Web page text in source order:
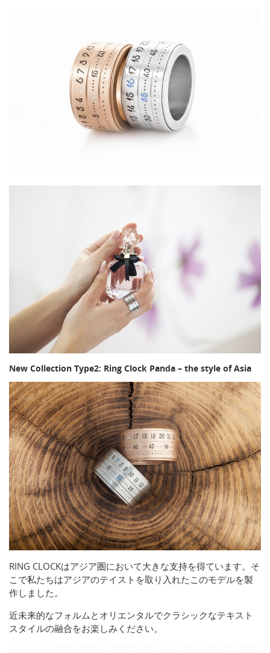
New Collection Type2: Ring Clock Panda – the style of Asia
RING CLOCKはアジア圏において大きな支持を得ています。そ
こで私たちはアジアのテイストを取り入れたこのモデルを製
作しました。
近未来的なフォルムとオリエンタルでクラシックなテキスト
スタイルの融合をお楽しみください。